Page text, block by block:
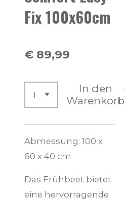
Fix 100x60cm
€ 89,99
In den
Warenkorb
Abmessung: 100 x
60 x 40 cm
Das Frühbeet bietet
eine hervorragende